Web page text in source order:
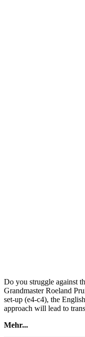
Do you struggle against
Grandmaster Roeland
set-up (e4-c4), the
approach will lead to
Mehr...